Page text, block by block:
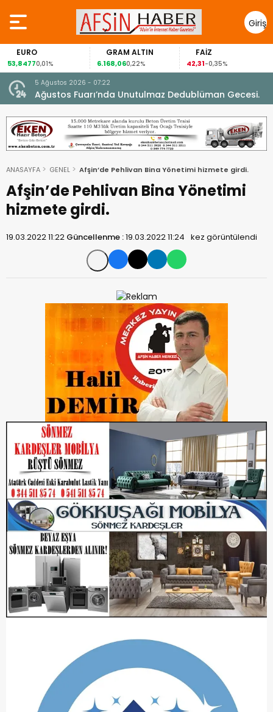
Giriş
Yap
0,01%
GRAM ALTIN
6.168,060,22%
FAİZ
42,31-0,35%
5 Ağustos 2026 - 07:22
Ağustos Fuarı’nda Unutulmaz Dedublüman Gecesi.
ANASAYFA GENEL Afşin’de Pehlivan Bina Yönetimi hizmete girdi.
Afşin’de Pehlivan Bina Yönetimi
hizmete girdi.
19.03.2022 11:22 Güncellenme :19.03.2022 11:24 kez görüntülendi